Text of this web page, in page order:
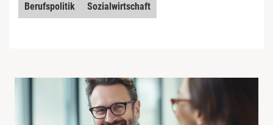
Berufspolitik Sozialwirtschaft